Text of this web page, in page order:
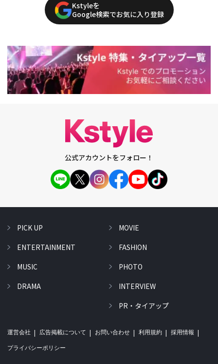
Kstyleを
Google検索でお気に入り登録
公式アカウントをフォロー！
PICK UP
ENTERTAINMENT
MUSIC
DRAMA
MOVIE
FASHION
PHOTO
INTERVIEW
PR・タイアップ
運営会社 広告掲載について お問い合わせ 利用規約 採用情報
プライバシーポリシー